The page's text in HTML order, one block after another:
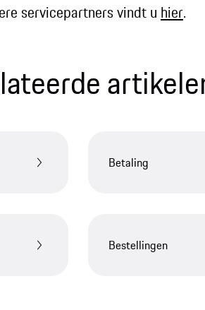
servicepartners vindt u hier.
Betaling
Bestellingen